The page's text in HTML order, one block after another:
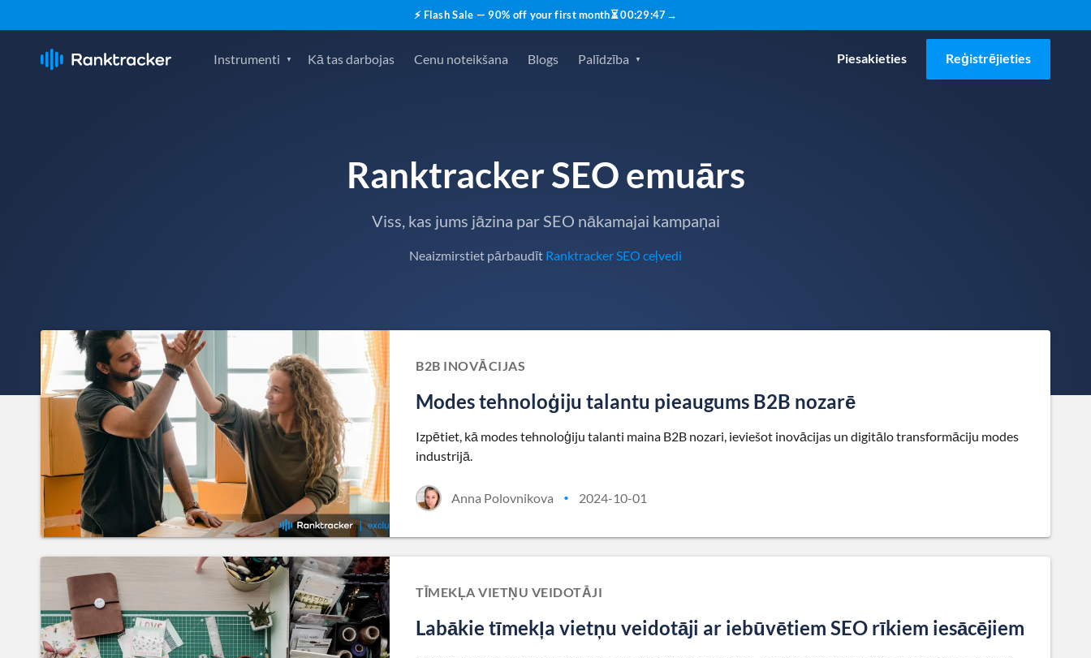
⚡ Flash Sale — 90% off your first month⏳00:29:45→
Instrumenti Kā tas darbojas Cenu noteikšana Blogs Palīdzība Piesakieties Reģistrējieties
Ranktracker SEO emuārs
Viss, kas jums jāzina par SEO nākamajai kampaņai
Neaizmirstiet pārbaudīt Ranktracker SEO ceļvedi
B2B INOVĀCIJAS
Modes tehnoloģiju talantu pieaugums B2B nozarē
Izpētiet, kā modes tehnoloģiju talanti maina B2B nozari, ieviešot inovācijas un digitālo transformāciju modes
industrijā.
Anna Polovnikova • 2024-10-01
TĪMEKĻA VIETŅU VEIDOTĀJI
Labākie tīmekļa vietņu veidotāji ar iebūvētiem SEO rīkiem iesācējiem